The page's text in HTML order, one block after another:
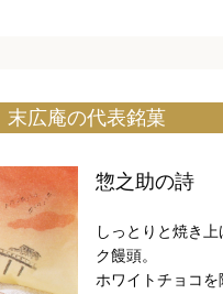
末広庵の代表銘菓
惣之助の詩
しっとりと焼き
ク饅頭。
ホワイトチョコ